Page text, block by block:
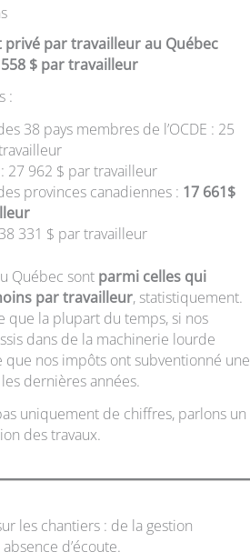
privé par travailleur au Québec
$ par travailleur
:
38 pays membres de l’OCDE : 25
27 962 $ par travailleur
provinces canadiennes : 17 661$
331 $ par travailleur
Québec sont parmi celles qui
par travailleur, statistiquement.
que la plupart du temps, si nos
dans de la machinerie lourde
que nos impôts ont subventionné une
dernières années.
uniquement de chiffres, parlons un
des travaux.
les chantiers : de la gestion
d’écoute.